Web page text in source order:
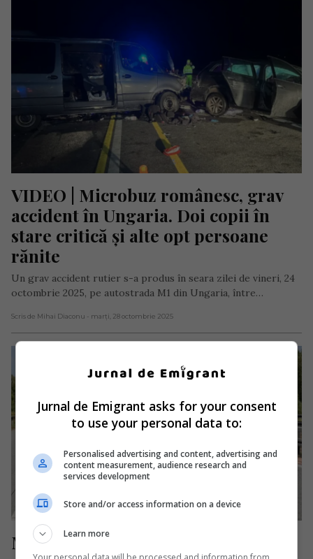
VIDEO | Microbuz românesc, grav
accident în Ungaria. Doi copii în
stare critică și alte opt persoane
rănite
Un grav accident rutier s-a produs în seara zilei de vineri, 24
octombrie 2025, pe autostrada M1 din Ungaria, între…
Scris de Mihai Diaconu - marți, 28 octombrie 2025
Microbuz plin cu români, grav
Jurnal de Emigrant asks for your consent
to use your personal data to:
Personalised advertising and content, advertising and
content measurement, audience research and
services development
Store and/or access information on a device
Learn more